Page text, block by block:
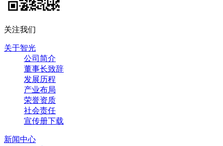
关注我们
关于智光
公司简介
董事长致辞
发展历程
产业布局
荣誉资质
社会责任
宣传册下载
新闻中心